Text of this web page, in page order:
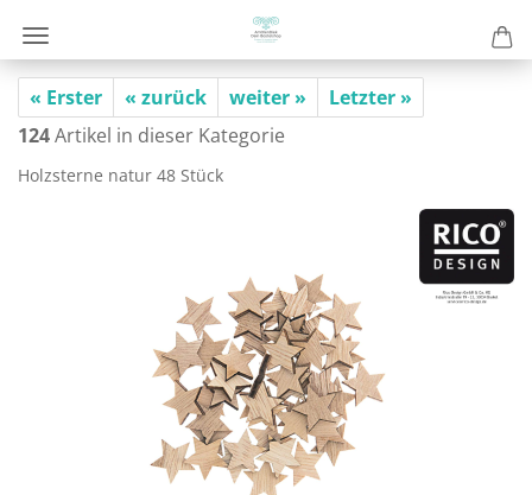
« Erster « zurück weiter »
Letzter »
124Artikel in dieser Kategorie
Holz­ster­ne natur 48 Stück